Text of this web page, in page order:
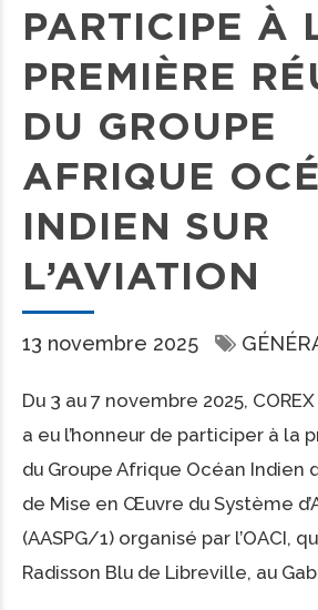
PARTICIPE À
PREMIÈRE
DU GROUPE
AFRIQUE
INDIEN SUR
L’AVIATION
13 novembre 2025
Du 3 au 7 novembre 2025,
a eu l’honneur de participer à la
du Groupe Afrique Océan Indien
de Mise en Œuvre du Système
(AASPG/1) organisé par l’OACI,
Radisson Blu de Libreville, au